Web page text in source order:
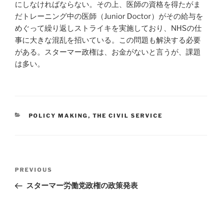
にしなければならない。その上、医師の資格を得たがま
だトレーニング中の医師（Junior Doctor）がその給与を
めぐって繰り返しストライキを実施しており、NHSの仕
事に大きな混乱を招いている。この問題も解決する必要
がある。スターマー政権は、お金がないと言うが、課題
は多い。
CATEGORIES
POLICY MAKING , THE CIVIL SERVICE
Previous
Post
PREVIOUS
スターマー労働党政権の政策発表